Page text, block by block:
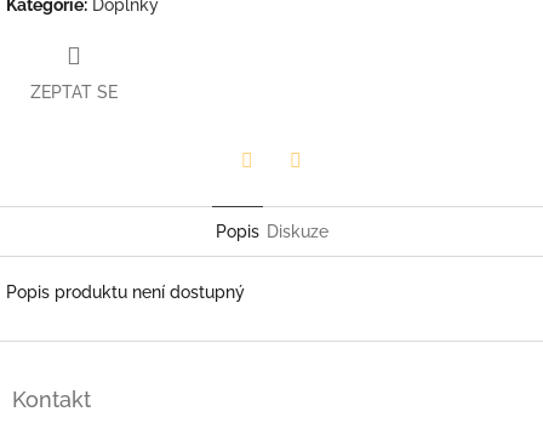
Kategorie: Doplňky
ZEPTAT SE
Popis Diskuze
Popis produktu není dostupný
Kontakt